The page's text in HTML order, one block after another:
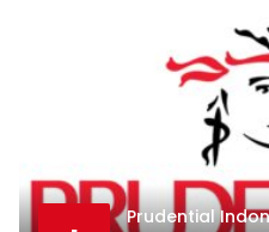
Prudential